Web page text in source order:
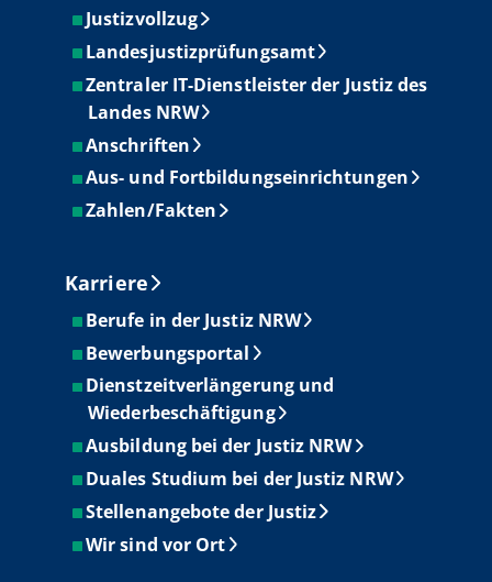
Justizvollzug
Landesjustizprüfungsamt
Zentraler IT-Dienstleister der Justiz des
Landes NRW
Anschriften
Aus- und Fortbildungseinrichtungen
Zahlen/Fakten
Karriere
Berufe in der Justiz NRW
Bewerbungsportal
Dienstzeitverlängerung und
Wiederbeschäftigung
Ausbildung bei der Justiz NRW
Duales Studium bei der Justiz NRW
Stellenangebote der Justiz
Wir sind vor Ort